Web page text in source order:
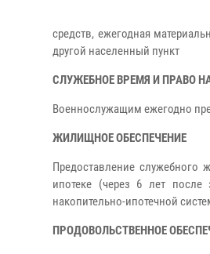
средств, ежегодная
другой населенный пункт
СЛУЖЕБНОЕ ВРЕМЯ И ПРАВО
Военнослужащим ежегодно
ЖИЛИЩНОЕ ОБЕСПЕЧЕНИЕ
Предоставление
ипотеке (через 6 лет после
накопительно-ипотечной
ПРОДОВОЛЬСТВЕННОЕ